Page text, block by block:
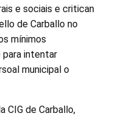
e sociais e critican
de Carballo no
mínimos
intentar
municipal o
CIG de Carballo,